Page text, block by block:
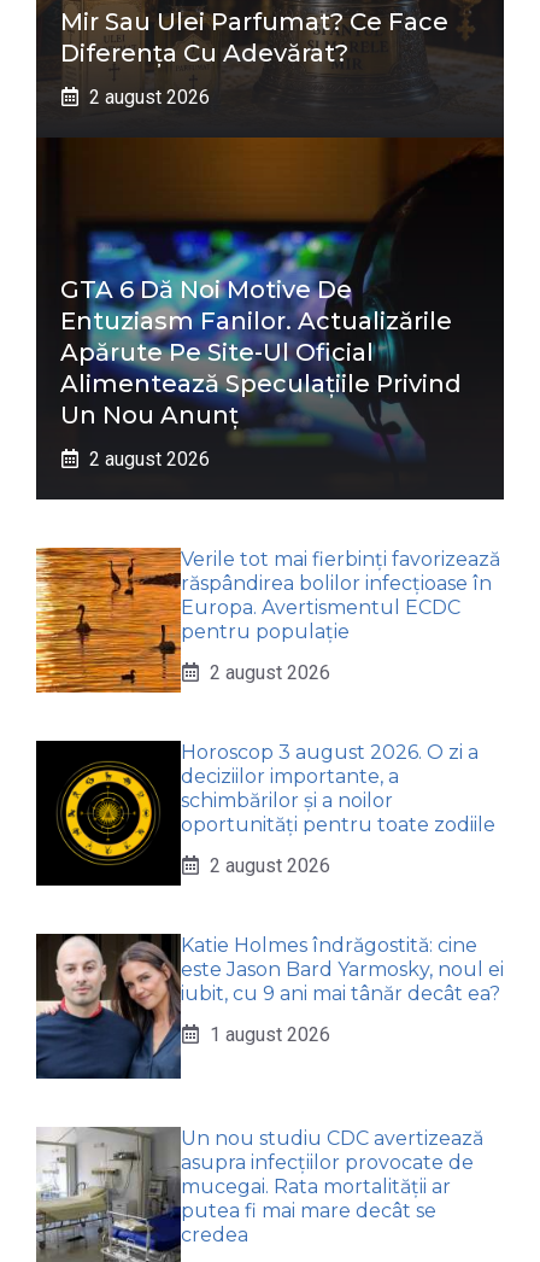
Mir Sau Ulei Parfumat? Ce Face
Diferența Cu Adevărat?
2 august 2026
GTA 6 Dă Noi Motive De
Entuziasm Fanilor. Actualizările
Apărute Pe Site-Ul Oficial
Alimentează Speculațiile Privind
Un Nou Anunț
2 august 2026
Verile tot mai fierbinți favorizează
răspândirea bolilor infecțioase în
Europa. Avertismentul ECDC
pentru populație
2 august 2026
Horoscop 3 august 2026. O zi a
deciziilor importante, a
schimbărilor și a noilor
oportunități pentru toate zodiile
2 august 2026
Katie Holmes îndrăgostită: cine
este Jason Bard Yarmosky, noul ei
iubit, cu 9 ani mai tânăr decât ea?
1 august 2026
Un nou studiu CDC avertizează
asupra infecțiilor provocate de
mucegai. Rata mortalității ar
putea fi mai mare decât se
credea